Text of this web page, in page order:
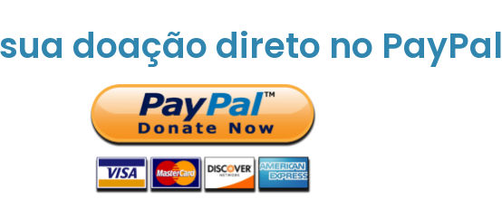
doação direto no PayPal